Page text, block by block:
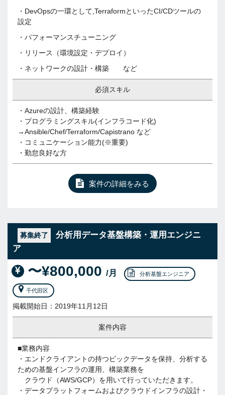
・DevOpsの一環として,TerraformといったCI/CDツールの
設定
・パフォーマンスチューニング
・リリース（環境設定・デプロイ）
・ネットワークの設計・構築 など
必須スキル
・Azureの設計、構築経験
・プログラミングスキル(インフラコード化)
→Ansible/Chef/Terraform/Capistrano など
・コミュニケーション能力(※重要)
・勤怠良好な方
案件の詳細をみる
募集終了
分析用データ基盤構築・運用エンジニ
ア
〜¥800,000 /月 分析基盤エンジニア
千代田区
掲載開始日：2019年11月12日
案件内容
■業務内容
・エンドクライアントの持つビックデータを保持、分析する
ための基盤インフラの運用、構築業務を
クラウド（AWS/GCP）を用いて行っていただきます。
・データプラットフォームおよびクラウドインフラの設計・